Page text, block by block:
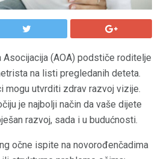
(AOA) podstiče roditelje
na listi pregledanih deteta.
mogu utvrditi zdrav razvoj vizije.
je najbolji način da vaše dijete
razvoj, sada i u budućnosti.
očne ispite na novorođenčadima